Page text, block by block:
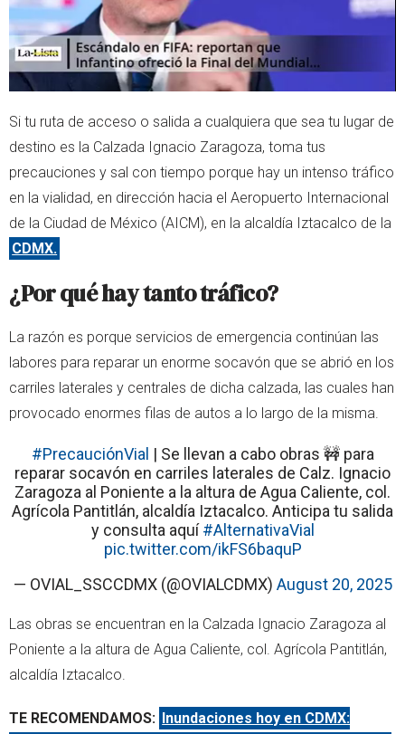
Si tu ruta de acceso o salida a cualquiera que sea tu lugar de
destino es la Calzada Ignacio Zaragoza, toma tus
precauciones y sal con tiempo porque hay un intenso tráfico
en la vialidad, en dirección hacia el Aeropuerto Internacional
de la Ciudad de México (AICM), en la alcaldía Iztacalco de la
CDMX.
¿Por qué hay tanto tráfico?
La razón es porque servicios de emergencia continúan las
labores para reparar un enorme socavón que se abrió en los
carriles laterales y centrales de dicha calzada, las cuales han
provocado enormes filas de autos a lo largo de la misma.
#PrecauciónVial | Se llevan a cabo obras 🚧 para
reparar socavón en carriles laterales de Calz. Ignacio
Zaragoza al Poniente a la altura de Agua Caliente, col.
Agrícola Pantitlán, alcaldía Iztacalco. Anticipa tu salida
y consulta aquí#AlternativaVial
pic.twitter.com/ikFS6baquP
— OVIAL_SSCCDMX (@OVIALCDMX) August 20, 2025
Las obras se encuentran en la Calzada Ignacio Zaragoza al
Poniente a la altura de Agua Caliente, col. Agrícola Pantitlán,
alcaldía Iztacalco.
TE RECOMENDAMOS: Inundaciones hoy en CDMX: